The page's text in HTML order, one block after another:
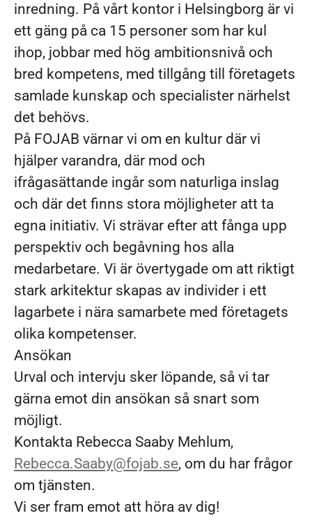
inredning. På vårt kontor i Helsingborg är vi
ett gäng på ca 15 personer som har kul
ihop, jobbar med hög ambitionsnivå och
bred kompetens, med tillgång till företagets
samlade kunskap och specialister närhelst
det behövs.
På FOJAB värnar vi om en kultur där vi
hjälper varandra, där mod och
ifrågasättande ingår som naturliga inslag
och där det finns stora möjligheter att ta
egna initiativ. Vi strävar efter att fånga upp
perspektiv och begåvning hos alla
medarbetare. Vi är övertygade om att riktigt
stark arkitektur skapas av individer i ett
lagarbete i nära samarbete med företagets
olika kompetenser.
Ansökan
Urval och intervju sker löpande, så vi tar
gärna emot din ansökan så snart som
möjligt.
Kontakta Rebecca Saaby Mehlum,
Rebecca.Saaby@fojab.se, om du har frågor
om tjänsten.
Vi ser fram emot att höra av dig!